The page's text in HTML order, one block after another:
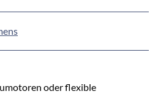
oder flexible